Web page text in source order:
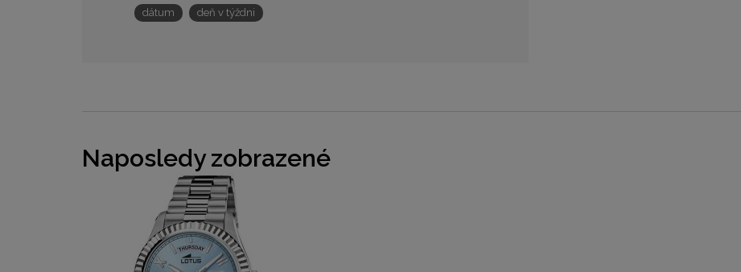
dátum deň v týždni
Naposledy zobrazené